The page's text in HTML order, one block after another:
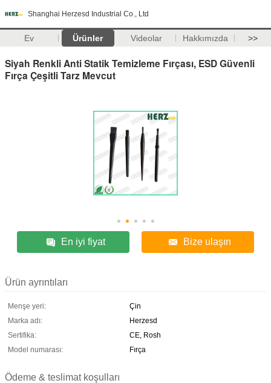
Shanghai Herzesd Industrial Co., Ltd
Ev Ürünler Videolar Hakkımızda >>
Siyah Renkli Anti Statik Temizleme Fırçası, ESD Güvenli
Fırça Çeşitli Tarz Mevcut
En iyi fiyat Bize ulaşın
Ürün ayrıntıları
Menşe yeri:
Çin
Marka adı:
Herzesd
Sertifika:
CE, Rosh
Model numarası:
Fırça
Ödeme & teslimat koşulları